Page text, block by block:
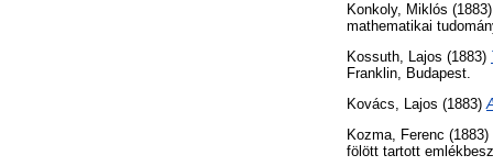
Konkoly, Miklós
mathematikai
Kossuth, Lajos (1883)
Franklin, Budapest.
Kovács, Lajos (1883)
Kozma, Ferenc (1883)
fölött tartott